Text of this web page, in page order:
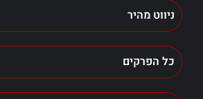
ניווט מהיר
כל הפרקים